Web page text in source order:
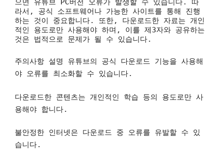
라서, 공식 소프트웨어나 가능한 사이트를 통해 진행
하는 것이 중요합니다. 또한, 다운로드한 자료는 개인
적인 용도로만 사용해야 하며, 이를 제3자와 공유하는
것은 법적으로 문제가 될 수 있습니다.
주의사항 설명 유튜브의 공식 다운로드 기능을 사용해
야 오류를 최소화할 수 있습니다.
다운로드한 콘텐츠는 개인적인 학습 등의 용도로만 사
용해야 합니다.
불안정한 인터넷은 다운로드 중 오류를 유발할 수 있
습니다.